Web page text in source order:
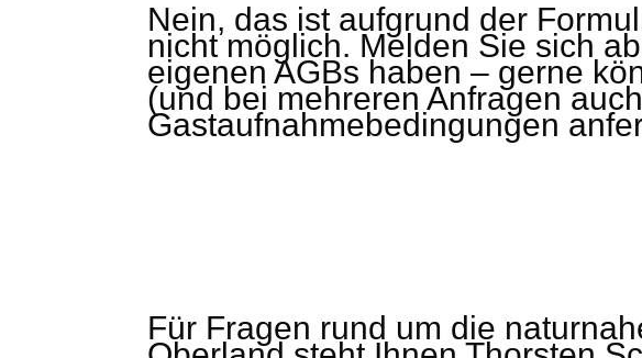
Nein, das ist aufgrund der
nicht möglich. Melden Sie sich
eigenen AGBs haben – gerne
(und bei mehreren Anfragen
Gastaufnahmebedingungen
Für Fragen rund um die